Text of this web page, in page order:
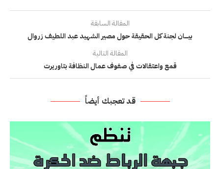
المقالة السابقة
بيـــــــان لجنة كل الحقيقة حول مصير الشهيد عبد اللطيف زروال
المقالة التالية
قمع واعتقالات في صفوف عمال النظافة بتاوريرت
قد تعجبك أيضاً